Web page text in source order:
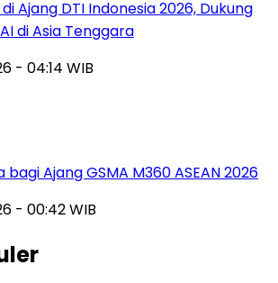
Ajang DTI Indonesia 2026, Dukung
di Asia Tenggara
- 04:14 WIB
Ajang GSMA M360 ASEAN 2026
- 00:42 WIB